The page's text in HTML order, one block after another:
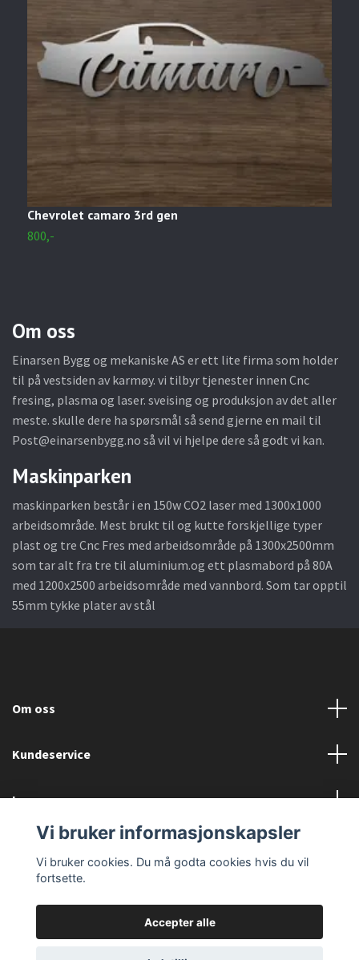
Om oss
Einarsen Bygg og mekaniske AS er ett lite firma som holder
til på vestsiden av karmøy. vi tilbyr tjenester innen Cnc
fresing, plasma og laser. sveising og produksjon av det aller
meste. skulle dere ha spørsmål så send gjerne en mail til
Post@einarsenbygg.no så vil vi hjelpe dere så godt vi kan.
Maskinparken
maskinparken består i en 150w CO2 laser med 1300x1000
arbeidsområde. Mest brukt til og kutte forskjellige typer
plast og tre Cnc Fres med arbeidsområde på 1300x2500mm
som tar alt fra tre til aluminium.og ett plasmabord på 80A
med 1200x2500 arbeidsområde med vannbord. Som tar opptil
55mm tykke plater av stål
Chevrolet camaro 3rd gen
800,-
Om oss
Kundeservice
Les mer
Sociale medier
Vi bruker informasjonskapsler
Vi bruker cookies. Du må godta cookies hvis du vil
fortsette.
Accepter alle